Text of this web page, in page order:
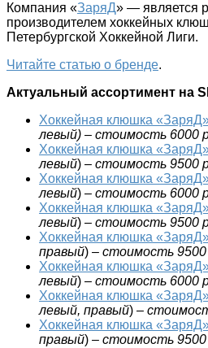
Компания «ЗаряД» — является
производителем хоккейных
Петербургской Хоккейной Лиги.
Читайте статью о бренде.
Актуальный ассортимент на
Хоккейная клюшка
левый) – стоимость 6000
Хоккейная клюшка
левый) – стоимость 9500
Хоккейная клюшка
левый) – стоимость 6000
Хоккейная клюшка
левый) – стоимость 9500
Хоккейная клюшка
правый) – стоимость 9500
Хоккейная клюшка
левый) – стоимость 6000
Хоккейная клюшка
левый, правый) –
Хоккейная клюшка
правый) – стоимость 9500